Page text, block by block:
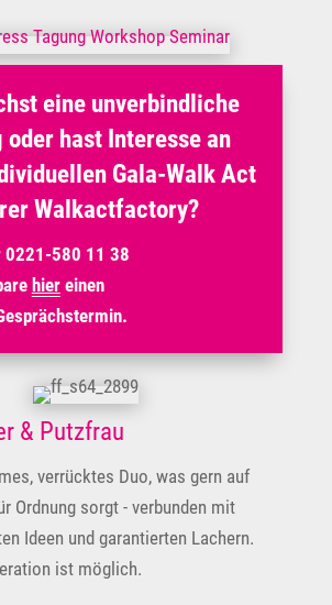
eine unverbindliche
oder hast Interesse an
Gala-Walk Act
Walkactfactory?
0221-580 11 38
hiereinen
& Putzfrau
verrücktes Duo, was gern auf
Ordnung sorgt - verbunden mit
Ideen und garantierten Lachern.
ist möglich.